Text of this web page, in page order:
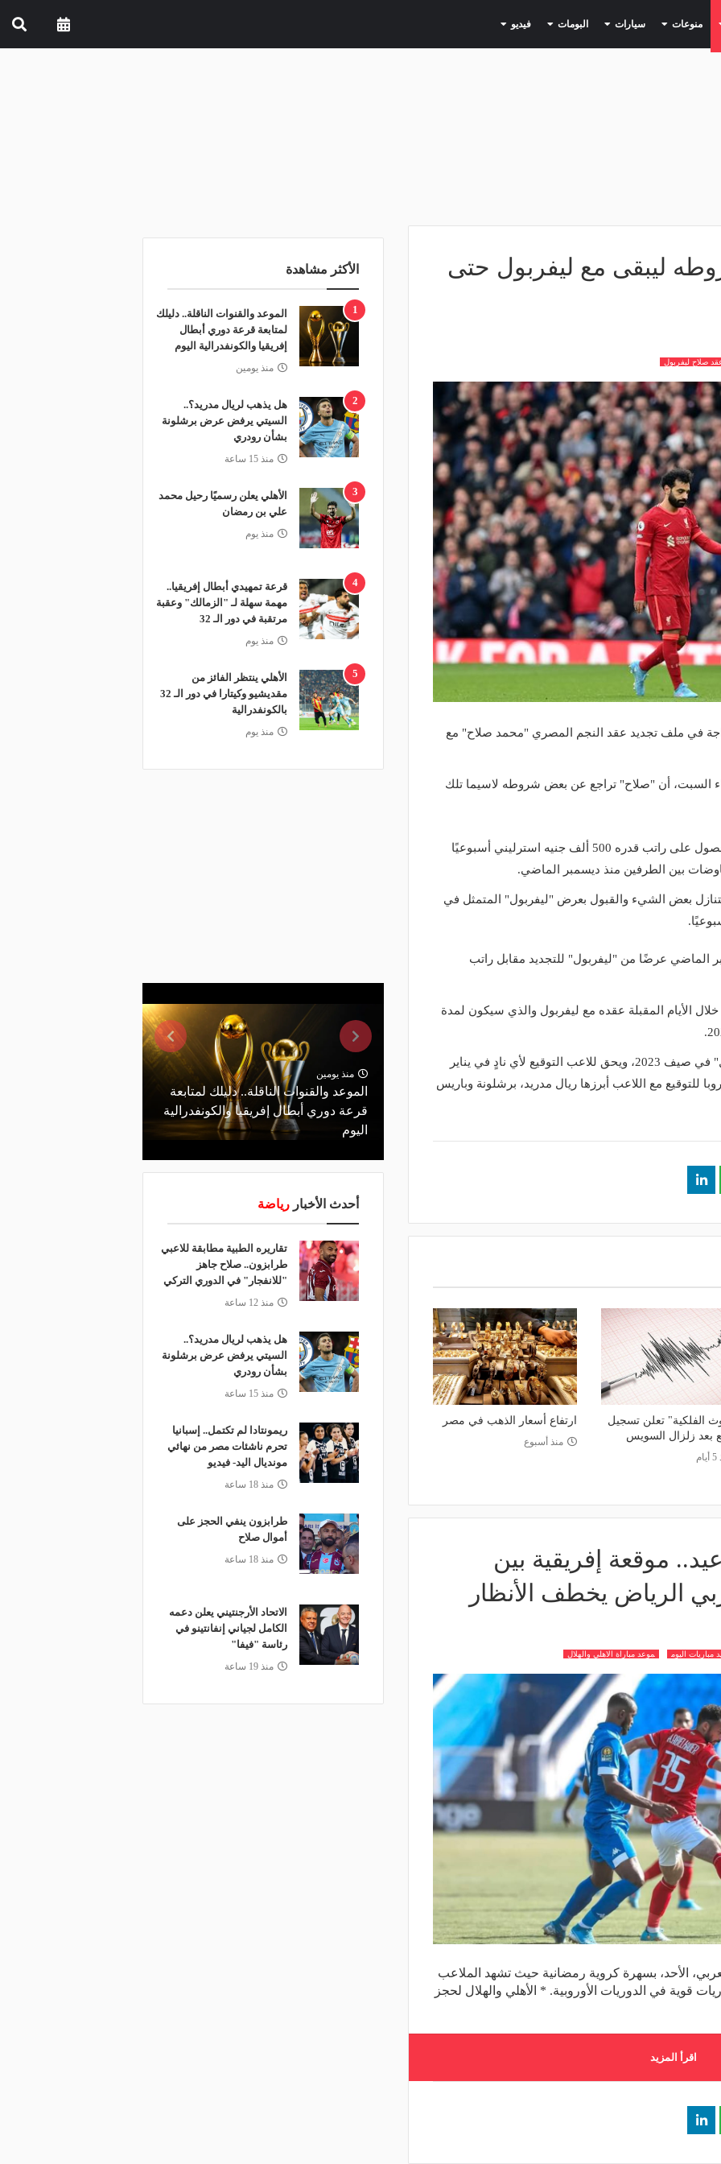
(current) منوعات (current) سيارات (current) البومات (current) فيديو (current)
ليبقى مع ليفربول حتى
صلاح ليفربول
في ملف تجديد عقد النجم المصري "محمد صلاح" مع
السبت، أن "صلاح" تراجع عن بعض شروطه لاسيما تلك
وكان صلاح - بحسب تقارير - اشترط الحصول على راتب قدره 500 ألف جنيه استرليني أسبوعيًا
بين الطرفين منذ ديسمبر الماضي.
بعض الشيء والقبول بعرض "ليفربول" المتمثل في
عرضًا من "ليفربول" للتجديد مقابل راتب
الأيام المقبلة عقده مع ليفربول والذي سيكون لمدة
وينتهي عقد "صلاح" الحالي مع "ليفربول" في صيف 2023، ويحق للاعب التوقيع لأي نادٍ في يناير
للتوقيع مع اللاعب أبرزها ريال مدريد، برشلونة وباريس
الفلكية" تعلن تسجيل
ارتفاع أسعار الذهب في مصر
منذ أسبوع
موقعة إفريقية بين
الرياض يخطف الأنظار
مباريات اليوم موعد مباراة الاهلي والهلال
الأحد، بسهرة كروية رمضانية حيث تشهد الملاعب
قوية في الدوريات الأوروبية. * الأهلي والهلال لحجز
اقرأ المزيد
الأكثر مشاهدة
1
الموعد والقنوات الناقلة.. دليلك
لمتابعة قرعة دوري أبطال
إفريقيا والكونفدرالية اليوم
منذ يومين
2
هل يذهب لريال مدريد؟..
السيتي يرفض عرض برشلونة
بشأن رودري
منذ 15 ساعة
3
الأهلي يعلن رسميًا رحيل محمد
علي بن رمضان
منذ يوم
4
قرعة تمهيدي أبطال إفريقيا..
مهمة سهلة لـ "الزمالك" وعقبة
مرتقبة في دور الـ 32
منذ يوم
5
الأهلي ينتظر الفائز من
مقديشيو وكيتارا في دور الـ 32
بالكونفدرالية
منذ يوم
منذ يومين
الموعد والقنوات الناقلة.. دليلك لمتابعة
قرعة دوري أبطال إفريقيا والكونفدرالية
اليوم
منذ 15 ساعة
علي بن
أحدث الأخبار رياضة
تقاريره الطبية مطابقة للاعبي
طرابزون.. صلاح جاهز
"للانفجار" في الدوري التركي
منذ 12 ساعة
هل يذهب لريال مدريد؟..
السيتي يرفض عرض برشلونة
بشأن رودري
منذ 15 ساعة
ريمونتادا لم تكتمل.. إسبانيا
تحرم ناشئات مصر من نهائي
مونديال اليد- فيديو
منذ 18 ساعة
طرابزون ينفي الحجز على
أموال صلاح
منذ 18 ساعة
الاتحاد الأرجنتيني يعلن دعمه
الكامل لجياني إنفانتينو في
رئاسة "فيفا"
منذ 19 ساعة